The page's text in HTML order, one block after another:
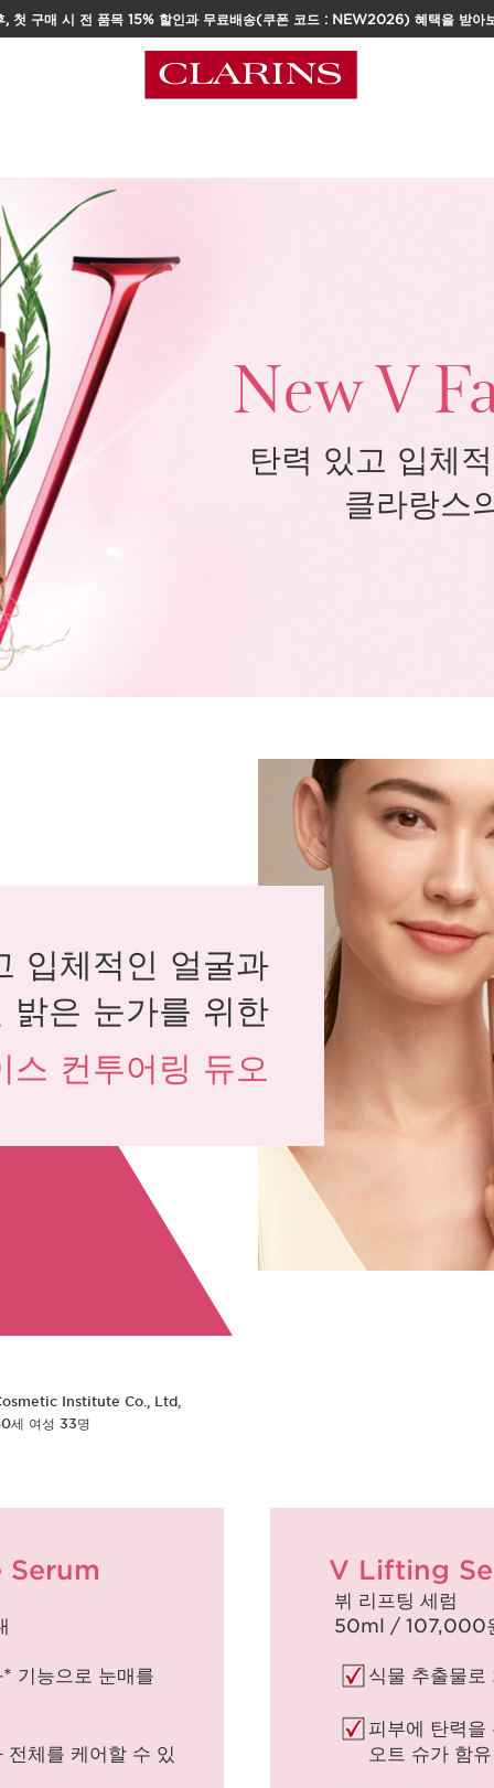
, 첫 구매 시 전 품목 15% 할인과 무료배송(쿠폰 코드 : NEW2026) 혜택을 받아
New V
탄력 있고 입체
클라랑스
입체적인 얼굴과
밝은 눈가를 위한
스 컨투어링 듀오
Institute Co., Ltd,
세 여성 33명
기능으로 눈매를
전체를 케어할 수 있
V Lifting
뷔 리프팅 세럼
50ml / 107,000
식물 추출물로
피부에 탄력을
오트 슈가 함유